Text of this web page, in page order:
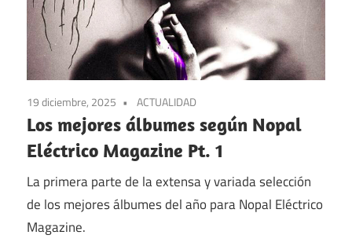
19 diciembre, 2025 ACTUALIDAD
Los mejores álbumes según Nopal
Eléctrico Magazine Pt. 1
La primera parte de la extensa y variada selección
de los mejores álbumes del año para Nopal Eléctrico
Magazine.